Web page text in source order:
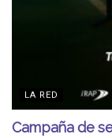
LA RED
Campaña de